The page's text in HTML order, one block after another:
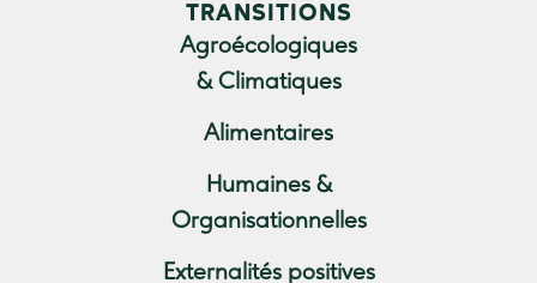
TRANSITIONS
Agroécologiques
& Climatiques
Alimentaires
Humaines &
Organisationnelles
Externalités positives